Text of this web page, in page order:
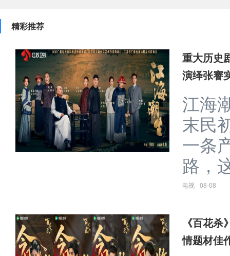
精彩推荐
重大历史
演绎张謇
江海
末民
一条
路，
电视 08-08
《百花
情题材佳